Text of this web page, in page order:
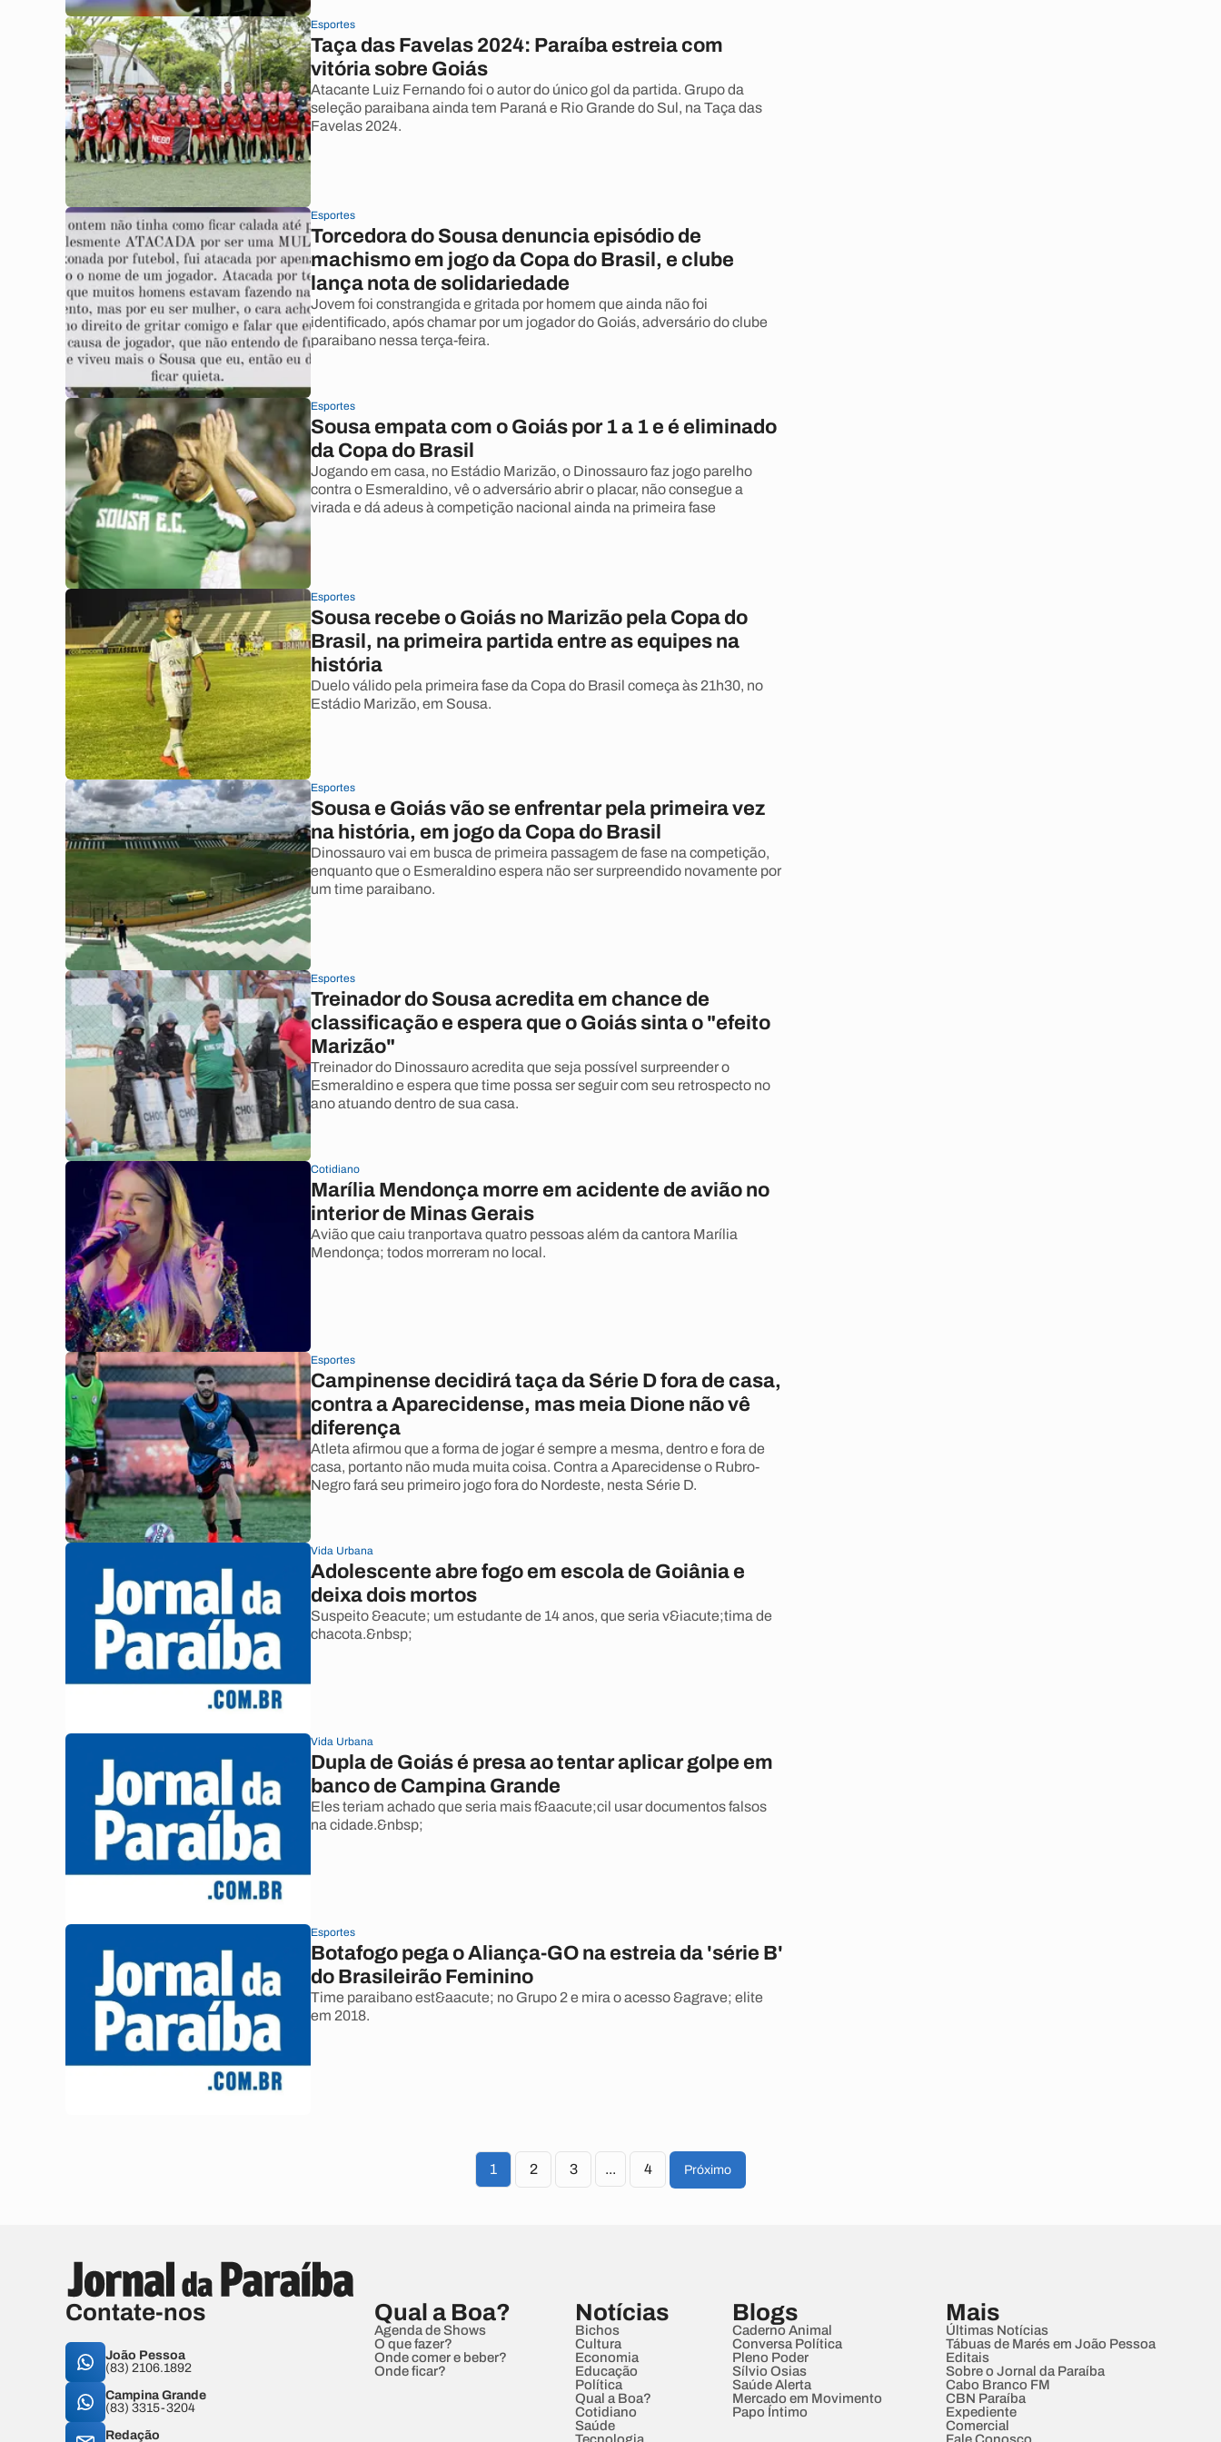
Esportes
Taça das Favelas 2024: Paraíba estreia com
vitória sobre Goiás
Atacante Luiz Fernando foi o autor do único gol da partida. Grupo da
seleção paraibana ainda tem Paraná e Rio Grande do Sul, na Taça das
Favelas 2024.
Esportes
Torcedora do Sousa denuncia episódio de
machismo em jogo da Copa do Brasil, e clube
lança nota de solidariedade
Jovem foi constrangida e gritada por homem que ainda não foi
identificado, após chamar por um jogador do Goiás, adversário do clube
paraibano nessa terça-feira.
Esportes
Sousa empata com o Goiás por 1 a 1 e é eliminado
da Copa do Brasil
Jogando em casa, no Estádio Marizão, o Dinossauro faz jogo parelho
contra o Esmeraldino, vê o adversário abrir o placar, não consegue a
virada e dá adeus à competição nacional ainda na primeira fase
Esportes
Sousa recebe o Goiás no Marizão pela Copa do
Brasil, na primeira partida entre as equipes na
história
Duelo válido pela primeira fase da Copa do Brasil começa às 21h30, no
Estádio Marizão, em Sousa.
Esportes
Sousa e Goiás vão se enfrentar pela primeira vez
na história, em jogo da Copa do Brasil
Dinossauro vai em busca de primeira passagem de fase na competição,
enquanto que o Esmeraldino espera não ser surpreendido novamente por
um time paraibano.
Esportes
Treinador do Sousa acredita em chance de
classificação e espera que o Goiás sinta o "efeito
Marizão"
Treinador do Dinossauro acredita que seja possível surpreender o
Esmeraldino e espera que time possa ser seguir com seu retrospecto no
ano atuando dentro de sua casa.
Cotidiano
Marília Mendonça morre em acidente de avião no
interior de Minas Gerais
Avião que caiu tranportava quatro pessoas além da cantora Marília
Mendonça; todos morreram no local.
Esportes
Campinense decidirá taça da Série D fora de casa,
contra a Aparecidense, mas meia Dione não vê
diferença
Atleta afirmou que a forma de jogar é sempre a mesma, dentro e fora de
casa, portanto não muda muita coisa. Contra a Aparecidense o Rubro-
Negro fará seu primeiro jogo fora do Nordeste, nesta Série D.
Vida Urbana
Adolescente abre fogo em escola de Goiânia e
deixa dois mortos
Suspeito &eacute; um estudante de 14 anos, que seria v&iacute;tima de
chacota.&nbsp;
Vida Urbana
Dupla de Goiás é presa ao tentar aplicar golpe em
banco de Campina Grande
Eles teriam achado que seria mais f&aacute;cil usar documentos falsos
na cidade.&nbsp;
Esportes
Botafogo pega o Aliança-GO na estreia da 'série B'
do Brasileirão Feminino
Time paraibano est&aacute; no Grupo 2 e mira o acesso &agrave; elite
em 2018.
1 2 3 ... 4 Próximo
Contate-nos
João Pessoa
(83) 2106.1892
Campina Grande
(83) 3315-3204
Redação
Qual a Boa?
Agenda de Shows
O que fazer?
Onde comer e beber?
Onde ficar?
Notícias
Bichos
Cultura
Economia
Educação
Política
Qual a Boa?
Cotidiano
Saúde
Blogs
Caderno Animal
Conversa Política
Pleno Poder
Sílvio Osias
Saúde Alerta
Mercado em Movimento
Papo Íntimo
Mais
Últimas Notícias
Tábuas de Marés em João Pessoa
Editais
Sobre o Jornal da Paraíba
Cabo Branco FM
CBN Paraíba
Expediente
Comercial